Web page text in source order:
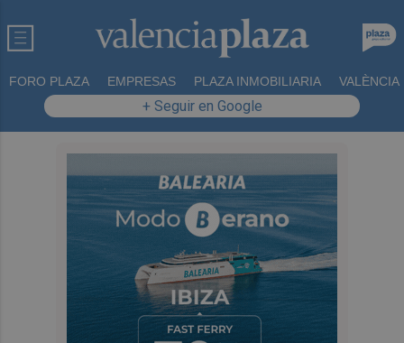
FORO PLAZA EMPRESAS PLAZA INMOBILIARIA VALÈNCIA
+ Seguir en Google